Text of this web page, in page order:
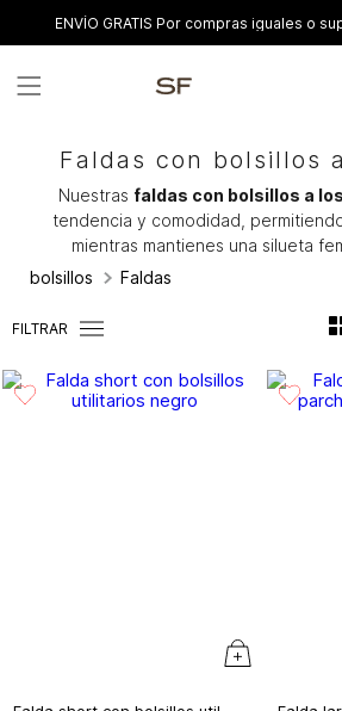
ENVÍO GRATIS Por compras iguales o
Faldas con bolsillos
Nuestras faldas con bolsillos a
tendencia y comodidad,
mientras mantienes una silueta
bolsillos
Faldas
FILTRAR